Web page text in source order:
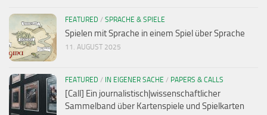
FEATURED / SPRACHE & SPIELE
Spielen mit Sprache in einem Spiel über Sprache
11. AUGUST 2025
FEATURED / IN EIGENER SACHE / PAPERS & CALLS
[Call] Ein journalistisch|wissenschaftlicher
Sammelband über Kartenspiele und Spielkarten